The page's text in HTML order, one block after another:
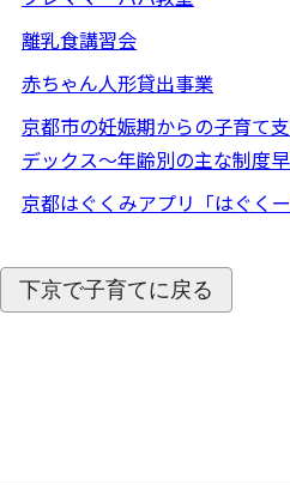
離乳食講習会
赤ちゃん人形貸出事業
京都市の妊娠期からの子育て
デックス～年齢別の主な制度早
京都はぐくみアプリ「はぐくー
下京で子育てに戻る